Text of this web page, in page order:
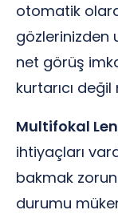
otomatik
gözlerinizden
net görüş
kurtarıcı değil
Multifokal
ihtiyaçları
bakmak
durumu